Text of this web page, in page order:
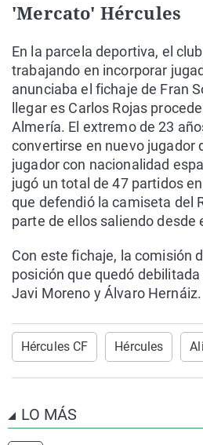
'Mercato' Hércules
En la parcela deportiva, el
trabajando en incorporar
anunciaba el fichaje de Fran
llegar es Carlos Rojas
Almería. El extremo de 23
convertirse en nuevo jugador
jugador con nacionalidad
jugó un total de 47 partidos
que defendió la camiseta del
parte de ellos saliendo desde
Con este fichaje, la comisión
posición que quedó
Javi Moreno y Álvaro Hernáiz.
Hércules CF Hércules
LO MÁS